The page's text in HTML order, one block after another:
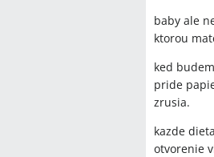
trvalý
interné
1.9.“,
Miesta
baby ale
ktorou
ked
pride
zrusia.
kazde
otvorenie